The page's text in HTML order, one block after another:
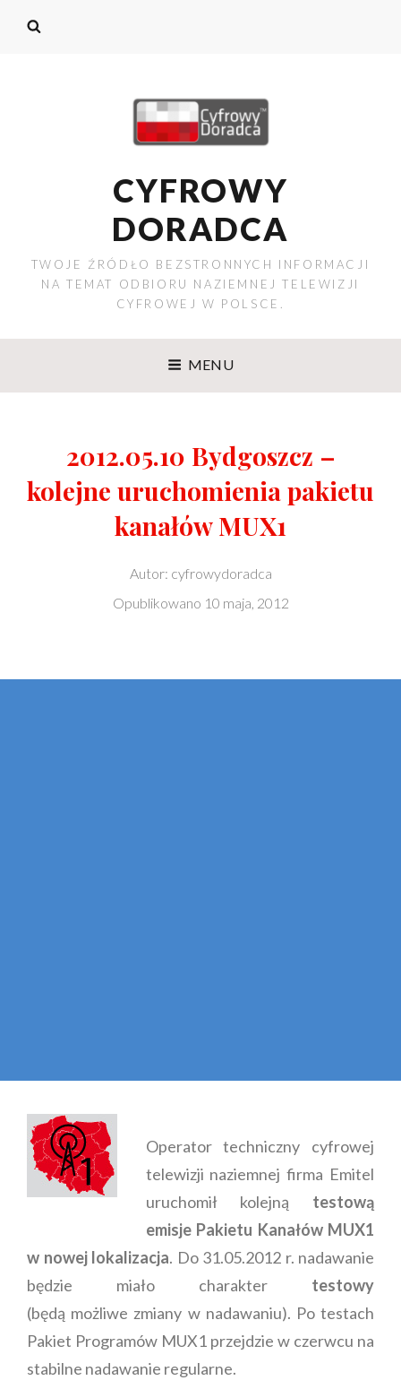
CYFROWY
DORADCA
TWOJE ŹRÓDŁO BEZSTRONNYCH INFORMACJI
NA TEMAT ODBIORU NAZIEMNEJ TELEWIZJI
CYFROWEJ W POLSCE.
MENU
2012.05.10 Bydgoszcz –
kolejne uruchomienia pakietu
kanałów MUX1
Autor: cyfrowydoradca
Opublikowano 10 maja, 2012
Operator techniczny cyfrowej
telewizji naziemnej firma Emitel
uruchomił kolejną testową
emisje Pakietu Kanałów MUX1
w nowej lokalizacja. Do 31.05.2012 r. nadawanie
będzie miało charakter testowy
(będą możliwe zmiany w nadawaniu). Po testach
Pakiet Programów MUX1 przejdzie w czerwcu na
stabilne nadawanie regularne.